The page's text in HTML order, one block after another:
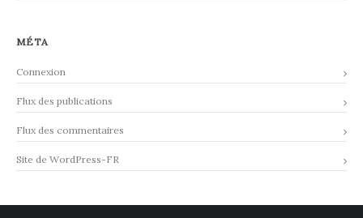
MÉTA
Connexion
Flux des publications
Flux des commentaires
Site de WordPress-FR